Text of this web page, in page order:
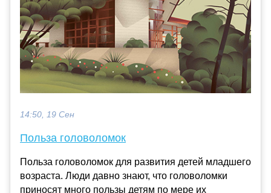
14:50, 19 Сен
Польза головоломок
Польза головоломок для развития детей младшего
возраста. Люди давно знают, что головоломки
приносят много пользы детям по мере их